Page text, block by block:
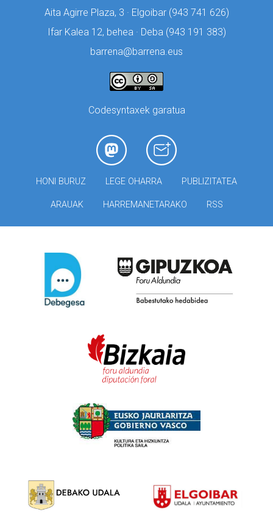
Aita Agirre Plaza, 3 · Elgoibar (943 741 626)
Ifar Kalea 12, behea · Deba (943 191 383)
barrena@barrena.eus
Codesyntaxek garatua
HONI BURUZ LEGE OHARRA PUBLIZITATEA
ARAUAK HARREMANETARAKO RSS